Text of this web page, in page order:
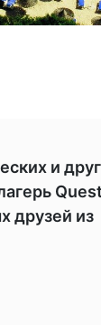
и
Quest
друзей из